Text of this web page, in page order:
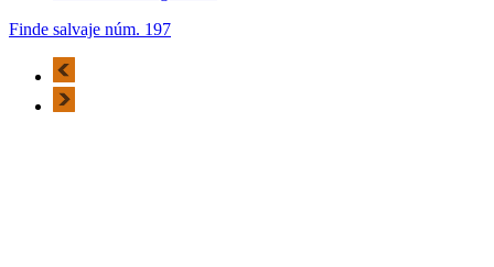
Finde salvaje núm. 197